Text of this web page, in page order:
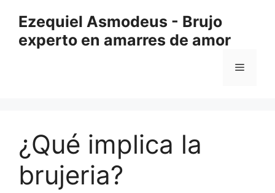
contenido
Ezequiel Asmodeus - Brujo
experto en amarres de amor
Menú
¿Qué implica la
brujeria?